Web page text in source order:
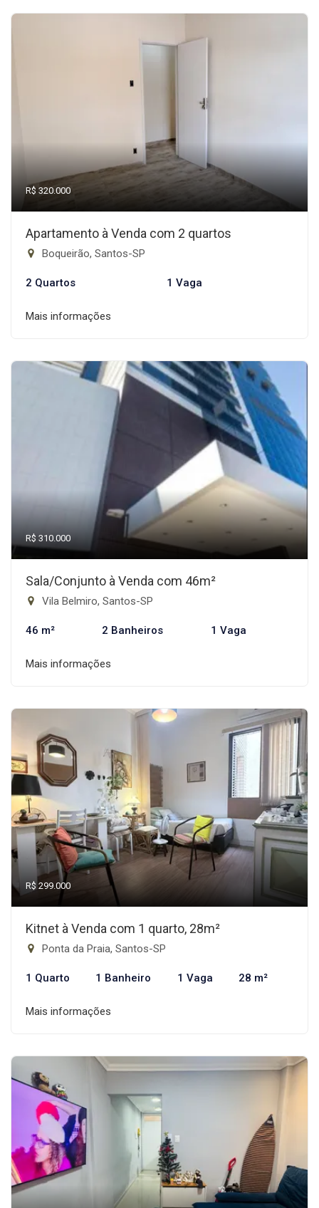
R$ 320.000
Apartamento à Venda com 2 quartos
Boqueirão, Santos-SP
2 Quartos 1 Vaga
Mais informações
R$ 310.000
Sala/Conjunto à Venda com 46m²
Vila Belmiro, Santos-SP
46 m² 2 Banheiros 1 Vaga
Mais informações
R$ 299.000
Kitnet à Venda com 1 quarto, 28m²
Ponta da Praia, Santos-SP
1 Quarto 1 Banheiro 1 Vaga 28 m²
Mais informações